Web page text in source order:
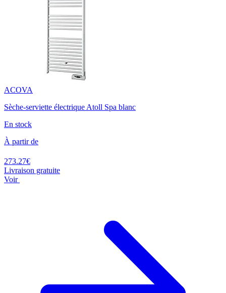
ACOVA
Sèche-serviette électrique Atoll Spa blanc
En stock
À partir de
273.27€
Livraison gratuite
Voir